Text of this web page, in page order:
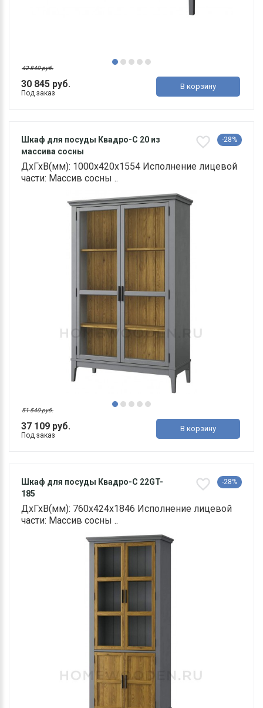
30 845 руб.
42 840 руб.
Под заказ
В корзину
Шкаф для посуды Квадро-С 20 из
массива сосны
-28%
ДхГхВ(мм): 1000х420х1554 Исполнение лицевой
части: Массив сосны ..
37 109 руб.
51 540 руб.
Под заказ
В корзину
Шкаф для посуды Квадро-С 22GT-
185
-28%
ДхГхВ(мм): 760х424х1846 Исполнение лицевой
части: Массив сосны ..